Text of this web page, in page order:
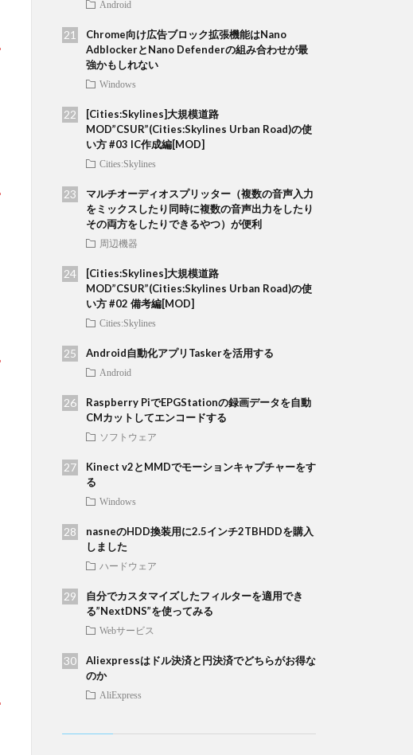
Android
Chrome向け広告ブロック拡張機能はNano
AdblockerとNano Defenderの組み合わせが最
強かもしれない
Windows
[Cities:Skylines]大規模道路
MOD”CSUR”(Cities:Skylines Urban Road)の使
い方 #03 IC作成編[MOD]
Cities:Skylines
マルチオーディオスプリッター（複数の音声入力
をミックスしたり同時に複数の音声出力をしたり
その両方をしたりできるやつ）が便利
周辺機器
[Cities:Skylines]大規模道路
MOD”CSUR”(Cities:Skylines Urban Road)の使
い方 #02 備考編[MOD]
Cities:Skylines
Android自動化アプリTaskerを活用する
Android
Raspberry PiでEPGStationの録画データを自動
CMカットしてエンコードする
ソフトウェア
Kinect v2とMMDでモーションキャプチャーをす
る
Windows
nasneのHDD換装用に2.5インチ2TBHDDを購入
しました
ハードウェア
自分でカスタマイズしたフィルターを適用でき
る”NextDNS”を使ってみる
Webサービス
Aliexpressはドル決済と円決済でどちらがお得な
のか
AliExpress